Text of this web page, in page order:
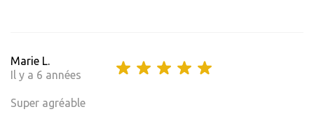
Marie L.
Il y a 6 années
Super agréable